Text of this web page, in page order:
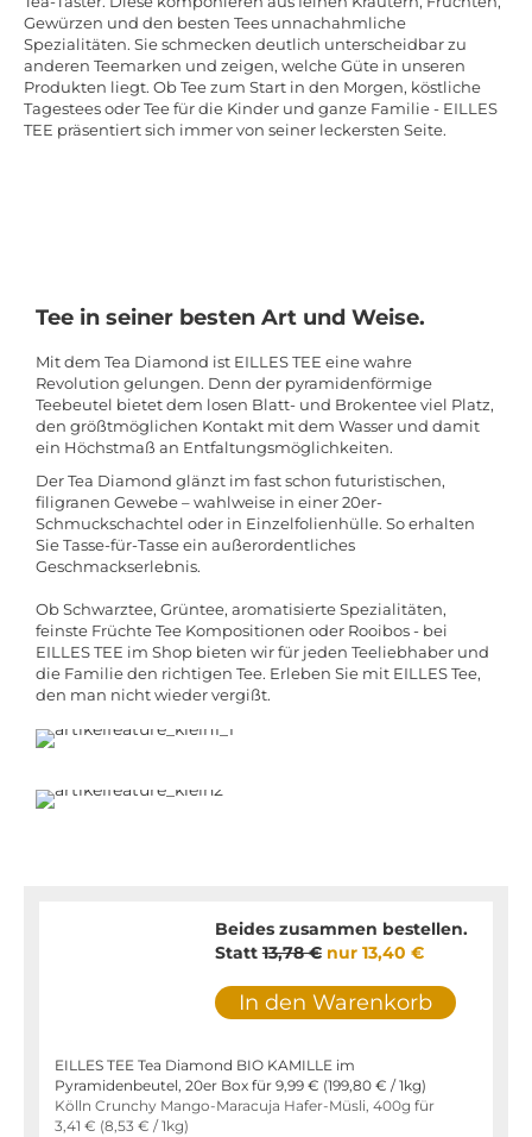
Gewürzen und den besten Tees unnachahmliche
Spezialitäten. Sie schmecken deutlich unterscheidbar zu
anderen Teemarken und zeigen, welche Güte in unseren
Produkten liegt. Ob Tee zum Start in den Morgen, köstliche
Tagestees oder Tee für die Kinder und ganze Familie - EILLES
TEE präsentiert sich immer von seiner leckersten Seite.
Tee in seiner besten Art und Weise.
Mit dem Tea Diamond ist EILLES TEE eine wahre
Revolution gelungen. Denn der pyramidenförmige
Teebeutel bietet dem losen Blatt- und Brokentee viel Platz,
den größtmöglichen Kontakt mit dem Wasser und damit
ein Höchstmaß an Entfaltungsmöglichkeiten.
Der Tea Diamond glänzt im fast schon futuristischen,
filigranen Gewebe – wahlweise in einer 20er-
Schmuckschachtel oder in Einzelfolienhülle. So erhalten
Sie Tasse-für-Tasse ein außerordentliches
Geschmackserlebnis.
Ob Schwarztee, Grüntee, aromatisierte Spezialitäten,
feinste Früchte Tee Kompositionen oder Rooibos - bei
EILLES TEE im Shop bieten wir für jeden Teeliebhaber und
die Familie den richtigen Tee. Erleben Sie mit EILLES Tee,
den man nicht wieder vergißt.
Beides zusammen bestellen.
Statt13,78 € nur 13,40 €
In den Warenkorb
EILLES TEE Tea Diamond BIO KAMILLE im
Pyramidenbeutel, 20er Box für 9,99 € (199,80 € / 1kg)
Kölln Crunchy Mango-Maracuja Hafer-Müsli, 400g für
3,41 € (8,53 € / 1kg)